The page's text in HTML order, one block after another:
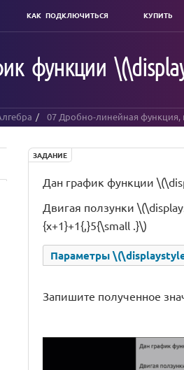
КАК ПОДКЛЮЧИТЬСЯ КУПИТЬ
функции
07 Дробно-линейная функция,
ЗАДАНИЕ
Дан график функции
Двигая ползунки
{x+1}+1{,}5{\small .}\)
Параметры
Запишите полученное